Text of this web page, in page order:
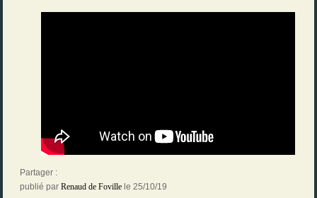
Partager :
publié par Renaud de Foville le 25/10/19